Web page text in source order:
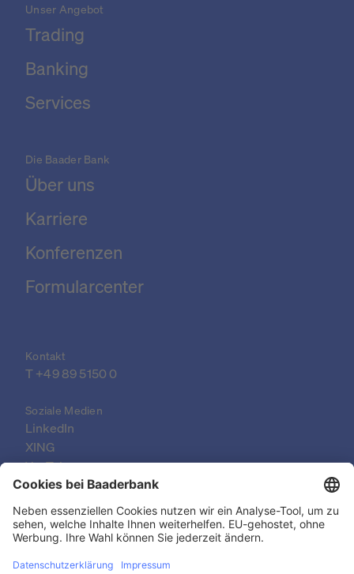
Unser Angebot
Trading
Banking
Services
Die Baader Bank
Über uns
Karriere
Konferenzen
Formularcenter
Kontakt
T +49 89 5150 0
Soziale Medien
LinkedIn
XING
YouTube
© 2026 Baader Bank AG